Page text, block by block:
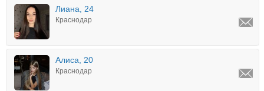
Лиана, 24
Краснодар
Алиса, 20
Краснодар